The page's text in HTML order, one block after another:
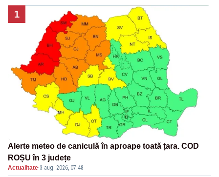
1
Alerte meteo de caniculă în aproape toată țara. COD
ROȘU în 3 județe
Actualitate·3 aug. 2026, 07:48